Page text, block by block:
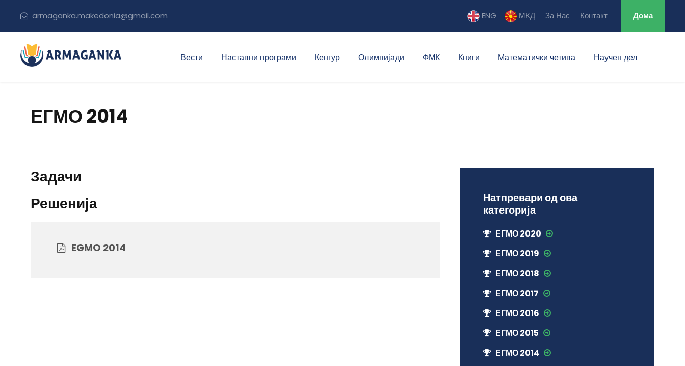
armaganka.makedonia@gmail.com ENG МКД За Нас Контакт Дома
Вести Наставни програми Кенгур Олимпијади ФМК Книги Математички четива Научен дел
ЕГМО 2014
Задачи
Решенија
EGMO 2014
Натпревари од ова
категорија
ЕГМО 2020
ЕГМО 2019
ЕГМО 2018
ЕГМО 2017
ЕГМО 2016
ЕГМО 2015
ЕГМО 2014